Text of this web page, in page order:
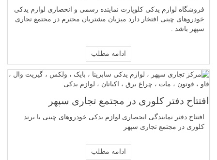
فروشگاه لوازم یدکی کلوپارت نماینده رسمی و انحصاری لوازم یدکی
خودروهای چینی افتخار دارد میزبان مشتریان محترم در مجتمع تجاری
سپهر باشد .
ادامه مطلب
افتتاح دفتر کلوری در مجتمع تجاری سپهر
افتتاح دفتر نمایندگی انحصاری لوازم یدکی خودروهای چینی با برند
کلوری در مجتمع تجاری سپهر
ادامه مطلب